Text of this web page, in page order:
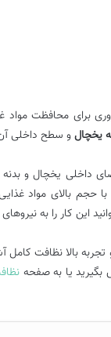
برای محافظت
یخچالو سطح داخلی
یخچال و بدنه
با حجم بالای مواد
این کار را به
بالا نظافت
بگیرید یا به صفحه